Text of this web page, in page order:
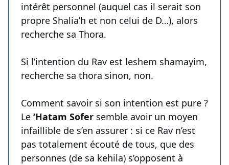
intérêt personnel (auquel cas il serait son
propre Shalia’h et non celui de D…), alors
recherche sa Thora.
Si l’intention du Rav est leshem shamayim,
recherche sa thora sinon, non.
Comment savoir si son intention est pure ?
Le ‘Hatam Sofer semble avoir un moyen
infaillible de s’en assurer : si ce Rav n’est
pas totalement écouté de tous, que des
personnes (de sa kehila) s’opposent à